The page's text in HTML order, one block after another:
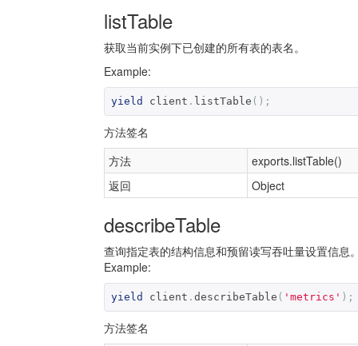
listTable
获取当前实例下已创建的所有表的表名。
Example:
yield client . listTable ();
方法签名
方法
exports.listTable()
返回
Object
describeTable
查询指定表的结构信息和预留读写吞吐量设置信息
Example:
yield client . describeTable ( 'metrics' );
方法签名